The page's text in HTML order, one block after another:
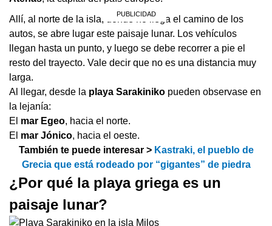
Allí, al norte de la isla, donde no llega el camino de los
autos, se abre lugar este paisaje lunar. Los vehículos
llegan hasta un punto, y luego se debe recorrer a pie el
resto del trayecto. Vale decir que no es una distancia muy
larga.
Al llegar, desde la playa Sarakiniko pueden observase en
la lejanía:
El mar Egeo, hacia el norte.
El mar Jónico, hacia el oeste.
También te puede interesar > Kastraki, el pueblo de
Grecia que está rodeado por “gigantes” de piedra
¿Por qué la playa griega es un
paisaje lunar?